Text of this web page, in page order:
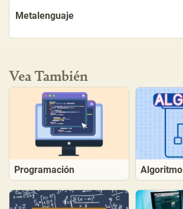
Metalenguaje
Vea También
Programación Algoritmo